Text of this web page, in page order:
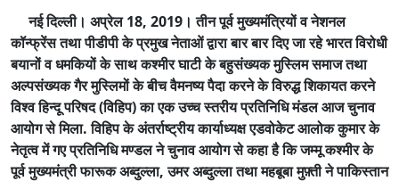
नई दिल्ली। अप्रेल18, 2019 । तीन पूर्व मुख्यमंत्रियों व नेशनल
कॉन्फ्रेंस तथा पीडीपी के प्रमुख नेताओं द्वारा बार बार दिए जा रहे भारत विरोधी
बयानों व धमकियों के साथ कश्मीर घाटी के बहुसंख्यक मुस्लिम समाज तथा
अल्पसंख्यक गैर मुस्लिमों के बीच वैमनष्य पैदा करने के विरुद्ध शिकायत करने
विश्व हिन्दू परिषद (विहिप) का एक उच्च स्तरीय प्रतिनिधि मंडल आज चुनाव
आयोग से मिला. विहिप के अंतर्राष्ट्रीय कार्याध्यक्ष एडवोकेट आलोक कुमार के
नेतृत्व में गए प्रतिनिधि मण्डल ने चुनाव आयोग से कहा है कि जम्मू कश्मीर के
पूर्व मुख्यमंत्री फारूक अब्दुल्ला, उमर अब्दुल्ला तथा महबूबा मुफ़्ती ने पाकिस्तान